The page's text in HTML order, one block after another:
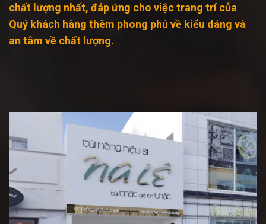
chất lượng nhất, đáp ứng cho việc trang trí của
Quý khách hàng thêm phong phú về kiểu dáng và
an tâm về chất lượng.